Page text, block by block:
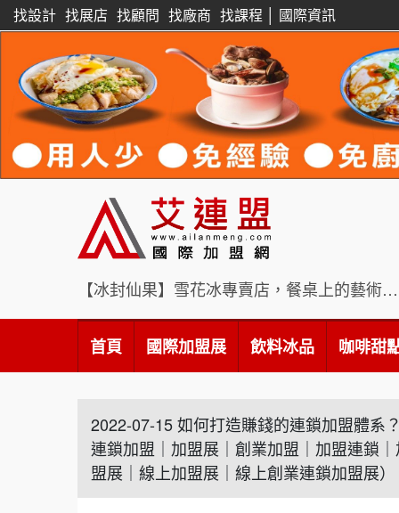
找設計 找展店 找顧問 找廠商 找課程 國際資訊
【冰封仙果】雪花冰專賣店，餐桌上的藝術饗宴
首頁 國際加盟展 飲料冰品 咖啡甜
2022-07-15 如何打造賺錢的連鎖加盟體系
連鎖加盟｜加盟展｜創業加盟｜加盟連鎖
盟展｜線上加盟展｜線上創業連鎖加盟展）